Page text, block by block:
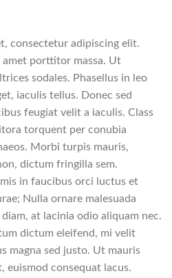
consectetur adipiscing elit.
amet porttitor massa. Ut
sodales. Phasellus in leo
iaculis tellus. Donec sed
feugiat velit a iaculis. Class
torquent per conubia
Morbi turpis mauris,
dictum fringilla sem.
in faucibus orci luctus et
Nulla ornare malesuada
at lacinia odio aliquam nec.
dictum eleifend, mi velit
magna sed justo. Ut mauris
euismod consequat lacus.